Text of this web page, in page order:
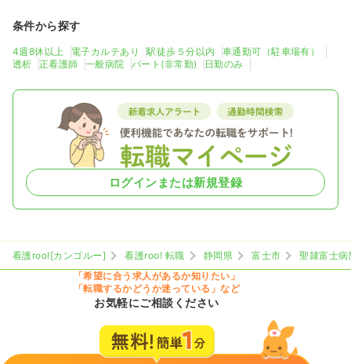
条件から探す
4週8休以上 電子カルテあり 駅徒歩５分以内
車通勤可（駐車場有）
透析
正看護師 一般病院 パート(非常勤) 日勤のみ
ログインまたは新規登録
看護roo![カンゴルー] 看護roo! 転職 静岡県 富士市
聖隷富士病
「希望に合う求人があるか知りたい」
「転職するかどうか迷っている」など
お気軽にご相談ください